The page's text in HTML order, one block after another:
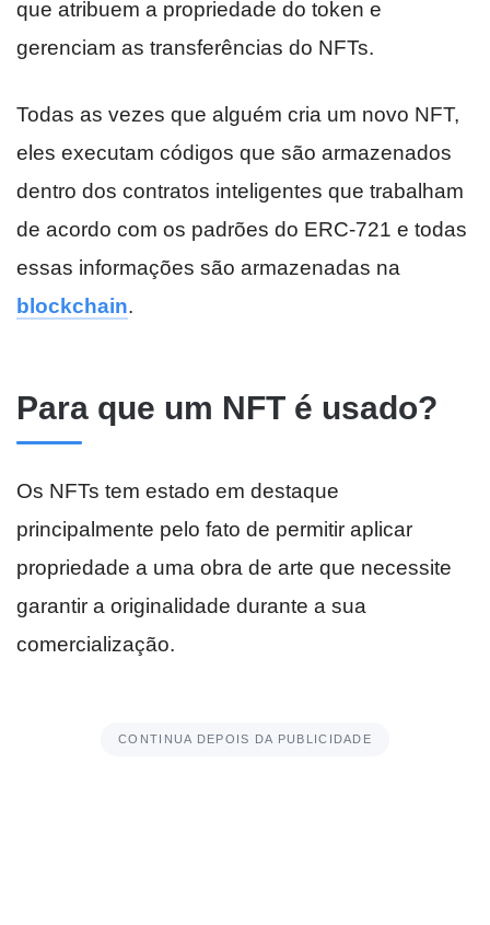
que atribuem a propriedade do token e
gerenciam as transferências do NFTs.
Todas as vezes que alguém cria um novo NFT,
eles executam códigos que são armazenados
dentro dos contratos inteligentes que trabalham
de acordo com os padrões do ERC-721 e todas
essas informações são armazenadas na
blockchain.
Para que um NFT é usado?
Os NFTs tem estado em destaque
principalmente pelo fato de permitir aplicar
propriedade a uma obra de arte que necessite
garantir a originalidade durante a sua
comercialização.
CONTINUA DEPOIS DA PUBLICIDADE